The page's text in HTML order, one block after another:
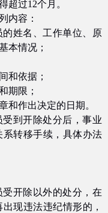
超过12个月。
内容：
的姓名、工作单位、原
本情况；
和依据；
期限；
和作出决定的日期。
到开除处分后，事业
转移手续，具体办法
开除以外的处分，在
现违法违纪情形的，